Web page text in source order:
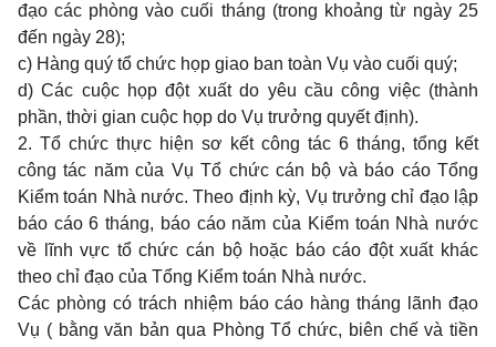
đạo các phòng vào cuối tháng (trong khoảng từ ngày 25
đến ngày 28);
c) Hàng quý tổ chức họp giao ban toàn Vụ vào cuối quý;
d) Các cuộc họp đột xuất do yêu cầu công việc (thành
phần, thời gian cuộc họp do Vụ trưởng quyết định).
2. Tổ chức thực hiện sơ kết công tác 6 tháng, tổng kết
công tác năm của Vụ Tổ chức cán bộ và báo cáo Tổng
Kiểm toán Nhà nước. Theo định kỳ, Vụ trưởng chỉ đạo lập
báo cáo 6 tháng, báo cáo năm của Kiểm toán Nhà nước
về lĩnh vực tổ chức cán bộ hoặc báo cáo đột xuất khác
theo chỉ đạo của Tổng Kiểm toán Nhà nước.
Các phòng có trách nhiệm báo cáo hàng tháng lãnh đạo
Vụ ( bằng văn bản qua Phòng Tổ chức, biên chế và tiền